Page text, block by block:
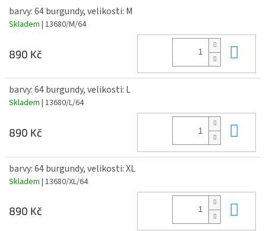
barvy: 64 burgundy, velikosti: M
Skladem | 13680/M/64
890 Kč
barvy: 64 burgundy, velikosti: L
Skladem | 13680/L/64
890 Kč
barvy: 64 burgundy, velikosti: XL
Skladem | 13680/XL/64
890 Kč